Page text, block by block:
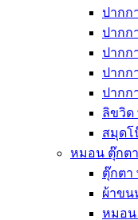
ปากก
ปากก
ปากก
ปากก
ปากก
ลิขวิด
สมุดโ
หมอน ตุ๊กต
ตุ๊กตา
ผ้าขน
หมอน